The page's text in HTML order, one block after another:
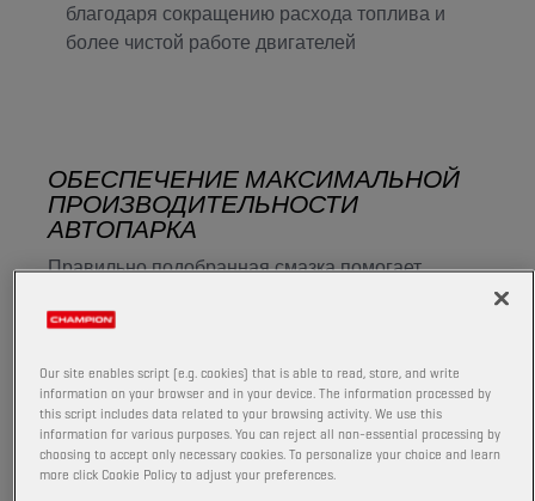
благодаря сокращению расхода топлива и
более чистой работе двигателей
ОБЕСПЕЧЕНИЕ МАКСИМАЛЬНОЙ
ПРОИЗВОДИТЕЛЬНОСТИ
АВТОПАРКА
Правильно подобранная смазка помогает
эксплуатации и поддерживать
всего сезона.
Высококачественные составы уменьшают износ,
сокращают время простоя и обеспечивают
надежную работу с первых часов работы и до
Our site enables script (e.g. cookies) that is able to read, store, and write
information on your browser and in your device. The information processed by
this script includes data related to your browsing activity. We use this
information for various purposes. You can reject all non-essential processing by
choosing to accept only necessary cookies. To personalize your choice and learn
more click Cookie Policy to adjust your preferences.